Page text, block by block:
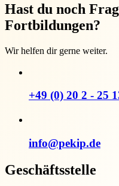
Hast du noch
Fortbildungen?
Wir helfen dir gerne weiter.
+49 (0) 20 2 - 25
info@pekip.de
Geschäftsstelle